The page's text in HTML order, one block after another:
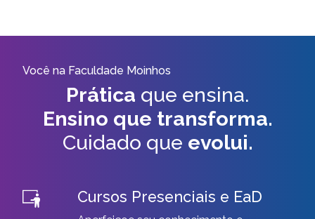
Você na Faculdade Moinhos
Prática que ensina.
Ensino que transforma.
Cuidado que evolui.
Cursos Presenciais e EaD